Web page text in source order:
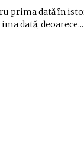
prima dată în
dată, deoarece...